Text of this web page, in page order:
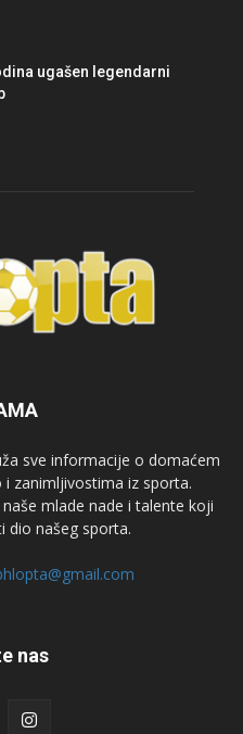
ugašen legendarni
sve informacije o domaćem
zanimljivostima iz sporta.
mlade nade i talente koji
dio našeg sporta.
nas